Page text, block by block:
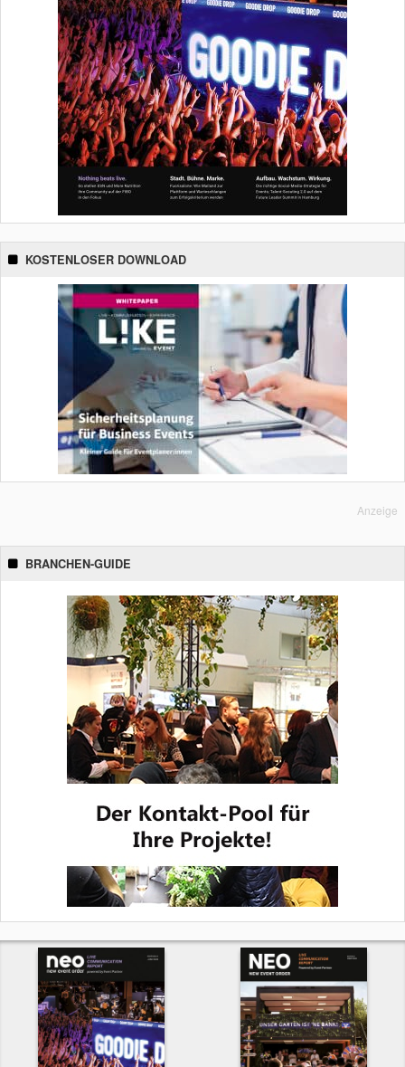
KOSTENLOSER DOWNLOAD
Anzeige
BRANCHEN-GUIDE